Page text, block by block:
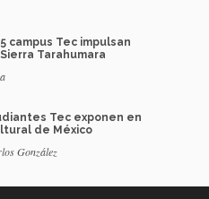
campus Tec impulsan
Tarahumara
Tec exponen en
de México
González